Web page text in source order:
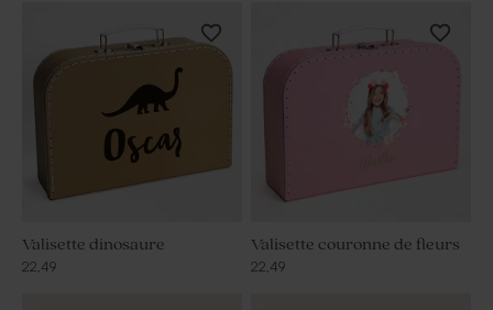
Valisette dinosaure
22,49
Valisette couronne de fleurs
22,49